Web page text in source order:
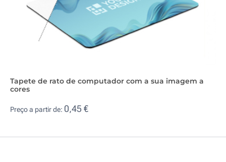
Tapete de rato de computador com a sua imagem a
cores
Preço a partir de: 0,45 €